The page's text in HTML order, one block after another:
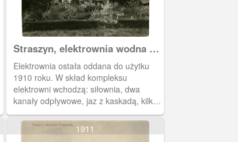
Straszyn, elektrownia wodna na
Raduni
Elektrownia ostała oddana do użytku
1910 roku. W skład kompleksu
elektrowni wchodzą: siłownia, dwa
kanały odpływowe, jaz z kaskadą, kilka
zabytkowych budynków pracowniczych
oraz sztuczne jezioro jeziorem zwane
Straszyńskim. Zwana jest zameczkiem
1911